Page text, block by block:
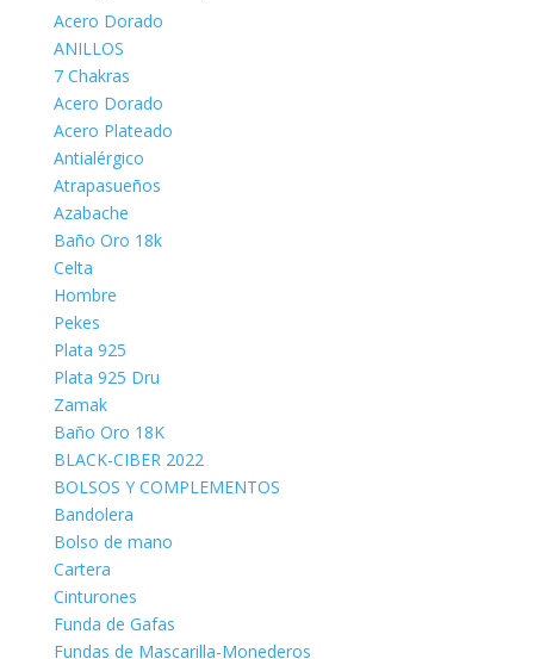
Acero Dorado
ANILLOS
7 Chakras
Acero Dorado
Acero Plateado
Antialérgico
Atrapasueños
Azabache
Baño Oro 18k
Celta
Hombre
Pekes
Plata 925
Plata 925 Dru
Zamak
Baño Oro 18K
BLACK-CIBER 2022
BOLSOS Y COMPLEMENTOS
Bandolera
Bolso de mano
Cartera
Cinturones
Funda de Gafas
Fundas de Mascarilla-Monederos